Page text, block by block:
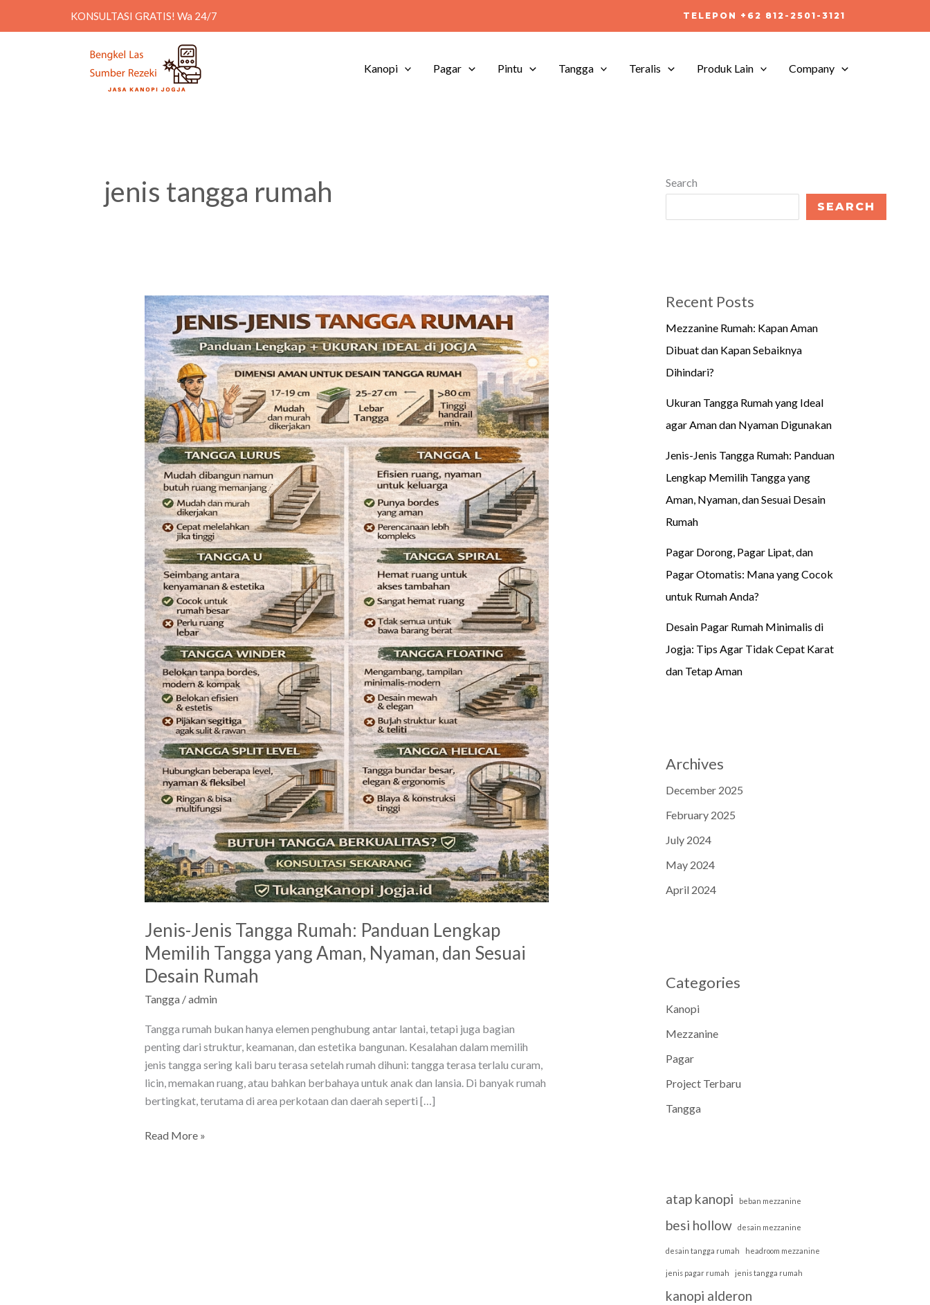
KONSULTASI GRATIS! Wa 24/7 TELEPON +62 812-2501-3121
Kanopi Pagar Pintu Tangga Teralis Produk Lain Company
jenis tangga rumah
Jenis-Jenis Tangga Rumah: Panduan Lengkap
Memilih Tangga yang Aman, Nyaman, dan Sesuai
Desain Rumah
Tangga /admin
Tangga rumah bukan hanya elemen penghubung antar lantai, tetapi juga bagian
penting dari struktur, keamanan, dan estetika bangunan. Kesalahan dalam memilih
jenis tangga sering kali baru terasa setelah rumah dihuni: tangga terasa terlalu curam,
licin, memakan ruang, atau bahkan berbahaya untuk anak dan lansia. Di banyak rumah
bertingkat, terutama di area perkotaan dan daerah seperti […]
Jenis-
Jenis
Tangga
Rumah:
Panduan
Lengkap
Memilih
Tangga
yang
Aman,
Nyaman,
dan
Sesuai
Desain
Rumah
Read More »
Search
SEARCH
Recent Posts
Mezzanine Rumah: Kapan Aman
Dibuat dan Kapan Sebaiknya
Dihindari?
Ukuran Tangga Rumah yang Ideal
agar Aman dan Nyaman Digunakan
Jenis-Jenis Tangga Rumah: Panduan
Lengkap Memilih Tangga yang
Aman, Nyaman, dan Sesuai Desain
Rumah
Pagar Dorong, Pagar Lipat, dan
Pagar Otomatis: Mana yang Cocok
untuk Rumah Anda?
Desain Pagar Rumah Minimalis di
Jogja: Tips Agar Tidak Cepat Karat
dan Tetap Aman
Archives
December 2025
February 2025
July 2024
May 2024
April 2024
Categories
Kanopi
Mezzanine
Pagar
Project Terbaru
Tangga
atap kanopi beban mezzanine
besi hollow desain mezzanine
desain tangga rumah headroom mezzanine
jenis pagar rumah jenis tangga rumah
kanopi alderon